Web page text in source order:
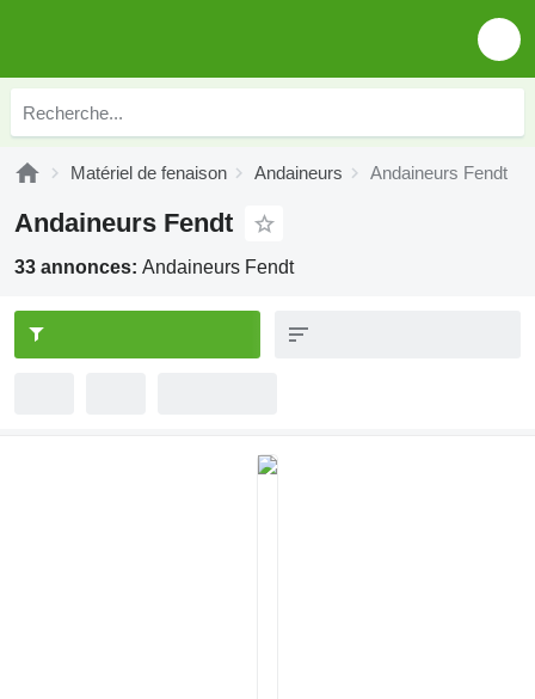
Matériel de fenaison Andaineurs Andaineurs Fendt
Andaineurs Fendt
33 annonces: Andaineurs Fendt